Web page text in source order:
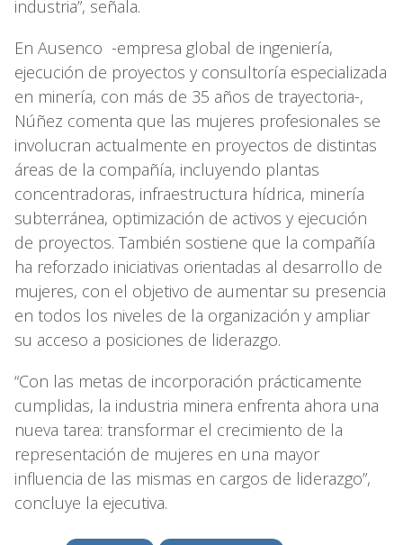
industria”, señala.
En Ausenco -empresa global de ingeniería,
ejecución de proyectos y consultoría especializada
en minería, con más de 35 años de trayectoria-,
Núñez comenta que las mujeres profesionales se
involucran actualmente en proyectos de distintas
áreas de la compañía, incluyendo plantas
concentradoras, infraestructura hídrica, minería
subterránea, optimización de activos y ejecución
de proyectos. También sostiene que la compañía
ha reforzado iniciativas orientadas al desarrollo de
mujeres, con el objetivo de aumentar su presencia
en todos los niveles de la organización y ampliar
su acceso a posiciones de liderazgo.
“Con las metas de incorporación prácticamente
cumplidas, la industria minera enfrenta ahora una
nueva tarea: transformar el crecimiento de la
representación de mujeres en una mayor
influencia de las mismas en cargos de liderazgo”,
concluye la ejecutiva.